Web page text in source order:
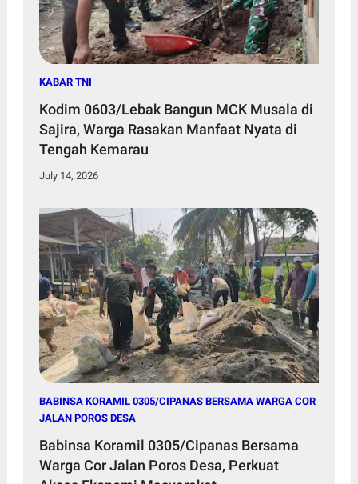
KABAR TNI
Kodim 0603/Lebak Bangun MCK Musala di
Sajira, Warga Rasakan Manfaat Nyata di
Tengah Kemarau
July 14, 2026
BABINSA KORAMIL 0305/CIPANAS BERSAMA WARGA COR
JALAN POROS DESA
Babinsa Koramil 0305/Cipanas Bersama
Warga Cor Jalan Poros Desa, Perkuat